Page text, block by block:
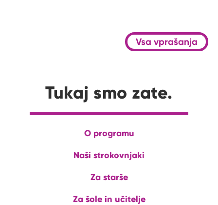
Vsa vprašanja
Tukaj smo zate.
O programu
Naši strokovnjaki
Za starše
Za šole in učitelje